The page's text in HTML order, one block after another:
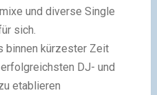
und diverse Single
sich.
binnen kürzester Zeit
DJ- und
etablieren